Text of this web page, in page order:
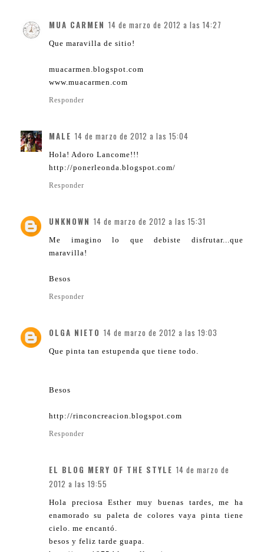
MUA CARMEN 14 de marzo de 2012 a las 14:27
Que maravilla de sitio!
muacarmen.blogspot.com
www.muacarmen.com
Responder
MALE 14 de marzo de 2012 a las 15:04
Hola! Adoro Lancome!!!
http://ponerleonda.blogspot.com/
Responder
UNKNOWN 14 de marzo de 2012 a las 15:31
Me imagino lo que debiste disfrutar...que
maravilla!
Besos
Responder
OLGA NIETO 14 de marzo de 2012 a las 19:03
Que pinta tan estupenda que tiene todo.
Besos
http://rinconcreacion.blogspot.com
Responder
EL BLOG MERY OF THE STYLE 14 de marzo de
2012 a las 19:55
Hola preciosa Esther muy buenas tardes, me ha
enamorado su paleta de colores vaya pinta tiene
cielo. me encantó.
besos y feliz tarde guapa.